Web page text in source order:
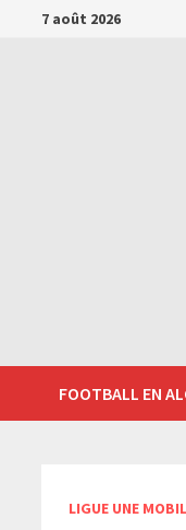
Passer7 août 2026
FOOTBALL EN
LIGUE UNE